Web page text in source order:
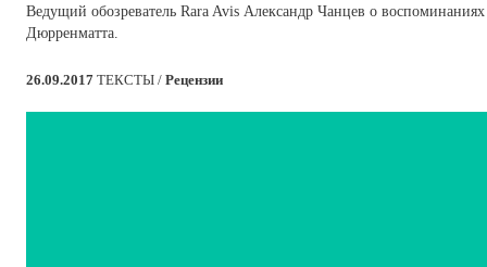
Ведущий обозреватель Rara Avis Александр Чанцев о
Дюрренматта.
26.09.2017 ТЕКСТЫ / Рецензии